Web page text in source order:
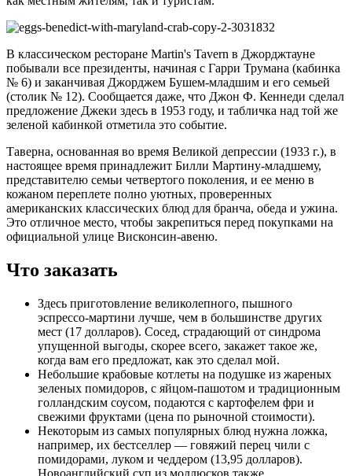
В классическом ресторане Martin's Tavern в Джорджтауне
побывали все президенты, начиная с Гарри Трумана (кабинка
№ 6) и заканчивая Джорджем Бушем-младшим и его семьей
(столик № 12). Сообщается даже, что Джон Ф. Кеннеди сделал
предложение Джеки здесь в 1953 году, и табличка над той же
зеленой кабинкой отметила это событие.
Таверна, основанная во время Великой депрессии (1933 г.), в
настоящее время принадлежит Билли Мартину-младшему,
представителю семьи четвертого поколения, и ее меню в
кожаном переплете полно уютных, проверенных
американских классических блюд для бранча, обеда и ужина.
Это отличное место, чтобы закрепиться перед покупками на
официальной улице Висконсин-авеню.
Что заказать
Здесь приготовление великолепного, пышного
эспрессо-мартини лучше, чем в большинстве других
мест (17 долларов). Сосед, страдающий от синдрома
упущенной выгоды, скорее всего, закажет такое же,
когда вам его предложат, как это сделал мой.
Небольшие крабовые котлеты на подушке из жареных
зеленых помидоров, с яйцом-пашотом и традиционным
голландским соусом, подаются с картофелем фри и
свежими фруктами (цена по рыночной стоимости).
Некоторым из самых популярных блюд нужна ложка,
например, их бестселлер — говяжий перец чили с
помидорами, луком и чеддером (13,95 долларов).